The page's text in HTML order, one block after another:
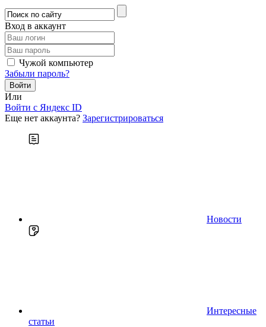
Вход в аккаунт
Чужой компьютер
Забыли пароль?
Или
Войти c Яндекс ID
Еще нет аккаунта? Зарегистрироваться
Новости
Интересные
статьи